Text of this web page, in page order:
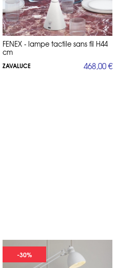
FENEX - lampe tactile sans fil H44
cm
ZAVALUCE 468,00 €
-30%